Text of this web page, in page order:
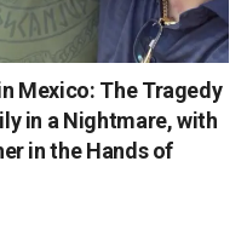
Mexico: The Tragedy
in a Nightmare, with
in the Hands of